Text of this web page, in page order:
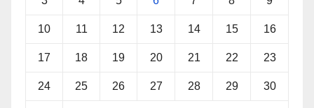
10 11 12 13 14 15 16
17 18 19 20 21 22 23
24 25 26 27 28 29 30